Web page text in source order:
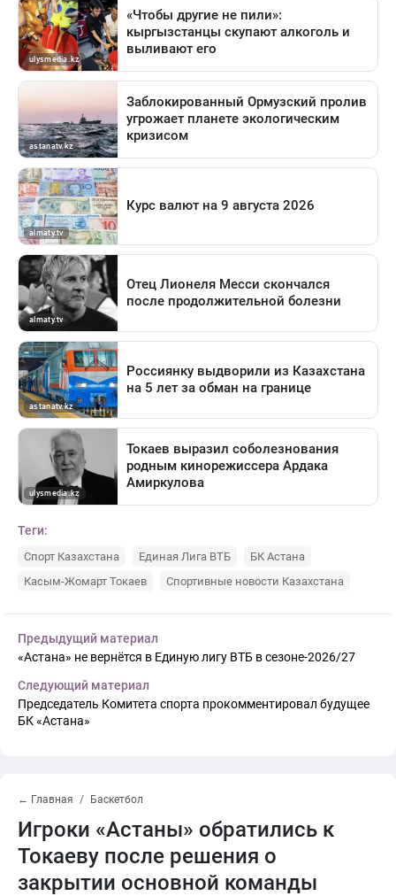
Теги:
Спорт Казахстана Единая Лига ВТБ
БК Астана
Касым-Жомарт Токаев
Спортивные новости Казахстана
Предыдущий материал
«Астана» не вернётся в Единую лигу ВТБ в сезоне-2026/27
Следующий материал
Председатель Комитета спорта прокомментировал будущее
БК «Астана»
← Главная Баскетбол
Игроки «Астаны» обратились к
Токаеву после решения о
закрытии основной команды